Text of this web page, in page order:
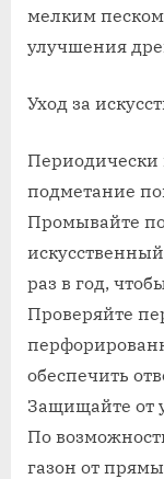
мелким
улучшения
Уход за
Периодически
подметание
Промывайте
раз в год,
Проверяйте
обеспечить
Защищайте от
По
газон от